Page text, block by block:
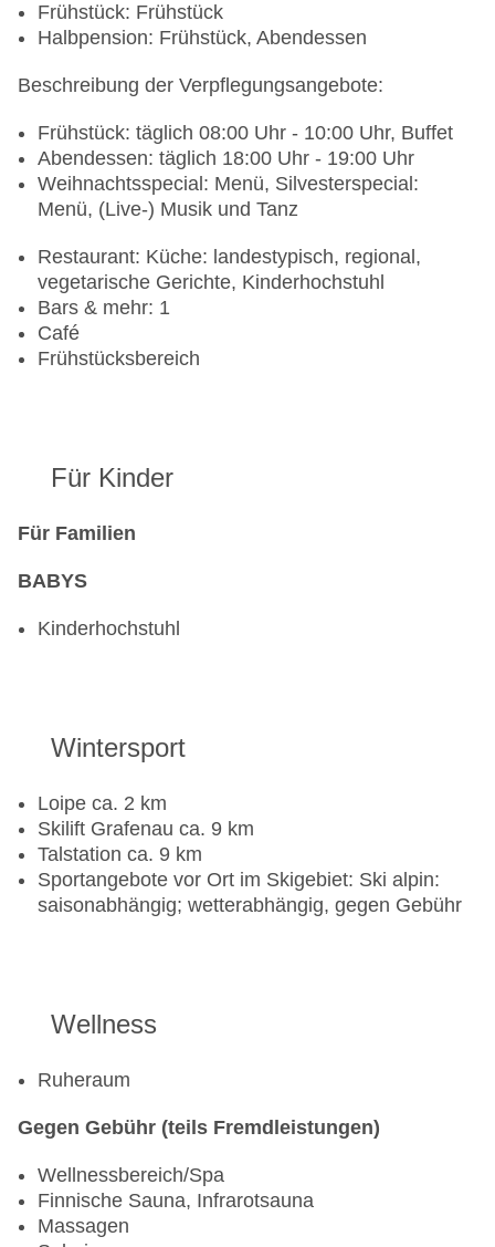
Frühstück: Frühstück
Halbpension: Frühstück, Abendessen
Beschreibung der Verpflegungsangebote:
Frühstück: täglich 08:00 Uhr - 10:00 Uhr, Buffet
Abendessen: täglich 18:00 Uhr - 19:00 Uhr
Weihnachtsspecial: Menü, Silvesterspecial:
Menü, (Live-) Musik und Tanz
Restaurant: Küche: landestypisch, regional,
vegetarische Gerichte, Kinderhochstuhl
Bars & mehr: 1
Café
Frühstücksbereich
Für Kinder
Für Familien
BABYS
Kinderhochstuhl
Wintersport
Loipe ca. 2 km
Skilift Grafenau ca. 9 km
Talstation ca. 9 km
Sportangebote vor Ort im Skigebiet: Ski alpin:
saisonabhängig; wetterabhängig, gegen Gebühr
Wellness
Ruheraum
Gegen Gebühr (teils Fremdleistungen)
Wellnessbereich/Spa
Finnische Sauna, Infrarotsauna
Massagen